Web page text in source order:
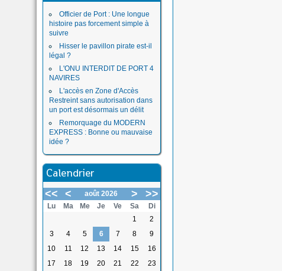
Officier de Port : Une longue
histoire pas forcement simple à
suivre
Hisser le pavillon pirate est-il
légal ?
L'ONU INTERDIT DE PORT 4
NAVIRES
L'accès en Zone d'Accès
Restreint sans autorisation dans
un port est désormais un délit
Remorquage du MODERN
EXPRESS : Bonne ou mauvaise
idée ?
Calendrier
<< < août 2026 > >>
Lu Ma Me Je Ve Sa
Di
1
2
3
4 5 6 7 8
9
10
11 12 13 14 15
16
17
18 19 20 21 22 23